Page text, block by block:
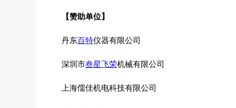
【赞助单位】
丹东百特仪器有限公司
深圳市叁星飞荣机械有限公司
上海儒佳机电科技有限公司